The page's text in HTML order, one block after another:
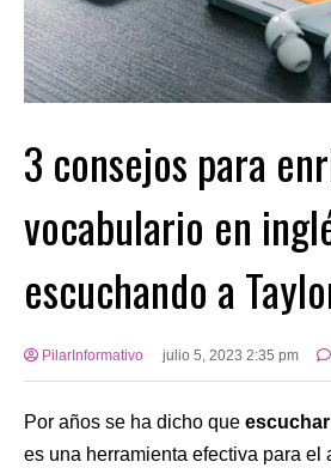
3 consejos para
vocabulario en
escuchando a
PilarInformativo julio 5, 2023 2:35 pm
Por años se ha dicho que
es una herramienta efectiva para el